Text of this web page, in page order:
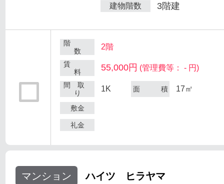
建物階数 3階建
階
数
2階
賃
料
55,000円 (管理費等： - 円)
間 取
り
1K 面 積 17㎡
敷金
礼金
マンション ハイツ ヒラヤマ